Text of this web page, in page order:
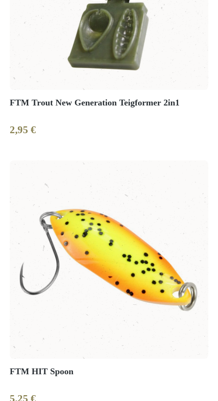
FTM Trout New Generation Teigformer 2in1
Regulärer Preis:
2,95 €
FTM HIT Spoon
Regulärer Preis:
5,25 €